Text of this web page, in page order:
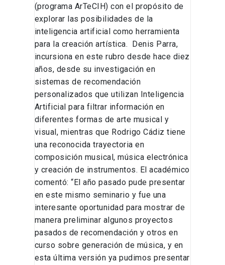
(programa ArTeCIH) con el propósito de
explorar las posibilidades de la
inteligencia artificial como herramienta
para la creación artística. Denis Parra,
incursiona en este rubro desde hace diez
años, desde su investigación en
sistemas de recomendación
personalizados que utilizan Inteligencia
Artificial para filtrar información en
diferentes formas de arte musical y
visual, mientras que Rodrigo Cádiz tiene
una reconocida trayectoria en
composición musical, música electrónica
y creación de instrumentos. El académico
comentó: “El año pasado pude presentar
en este mismo seminario y fue una
interesante oportunidad para mostrar de
manera preliminar algunos proyectos
pasados de recomendación y otros en
curso sobre generación de música, y en
esta última versión ya pudimos presentar